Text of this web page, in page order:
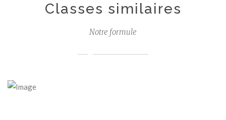
Classes similaires
Notre formule